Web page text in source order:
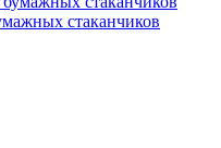
стаканчиков